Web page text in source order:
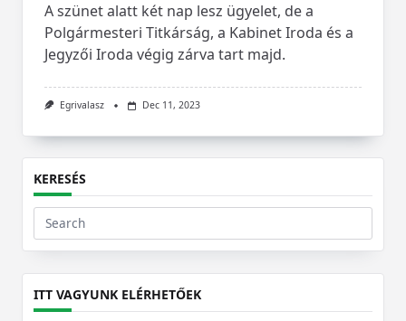
A szünet alatt két nap lesz ügyelet, de a
Polgármesteri Titkárság, a Kabinet Iroda és a
Jegyzői Iroda végig zárva tart majd.
Egrivalasz Dec 11, 2023
KERESÉS
Search
for:
ITT VAGYUNK ELÉRHETŐEK